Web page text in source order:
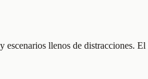
llenos de distracciones.